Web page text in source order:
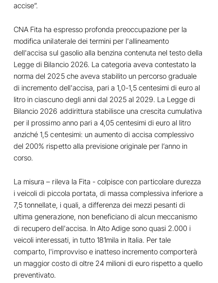
accise”.
CNA Fita ha espresso profonda preoccupazione per la
modifica unilaterale dei termini per l'allineamento
dell'accisa sul gasolio alla benzina contenuta nel testo della
Legge di Bilancio 2026. La categoria aveva contestato la
norma del 2025 che aveva stabilito un percorso graduale
di incremento dell'accisa, pari a 1,0-1,5 centesimi di euro al
litro in ciascuno degli anni dal 2025 al 2029. La Legge di
Bilancio 2026 addirittura stabilisce una crescita cumulativa
per il prossimo anno pari a 4,05 centesimi di euro al litro
anziché 1,5 centesimi: un aumento di accisa complessivo
del 200% rispetto alla previsione originale per l’anno in
corso.
La misura – rileva la Fita - colpisce con particolare durezza
i veicoli di piccola portata, di massa complessiva inferiore a
7,5 tonnellate, i quali, a differenza dei mezzi pesanti di
ultima generazione, non beneficiano di alcun meccanismo
di recupero dell'accisa. In Alto Adige sono quasi 2.000 i
veicoli interessati, in tutto 181mila in Italia. Per tale
comparto, l'improvviso e inatteso incremento comporterà
un maggior costo di oltre 24 milioni di euro rispetto a quello
preventivato.